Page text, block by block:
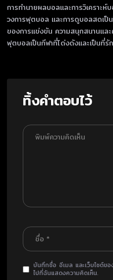
การทำนายผลบอลและการวิเคราะ
วงการฟุตบอล และการดูบอลสดเป็
ของการแข่งขัน ความสนุกสนานแล
ฟุตบอลเป็นกีฬาที่โด่งดังและเป็นที่รั
ทิ้งคำตอบไว้
บันทึกชื่อ อีเมล และเว็บไซต์ข
ไปที่ฉันแสดงความคิดเห็น.